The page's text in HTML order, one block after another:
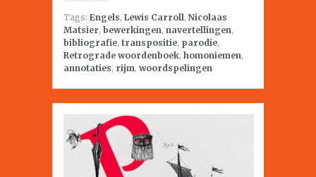
Tags: Engels, Lewis Carroll, Nicolaas
Matsier, bewerkingen, navertellingen,
bibliografie, transpositie, parodie,
Retrograde woordenboek, homoniemen,
annotaties, rijm, woordspelingen